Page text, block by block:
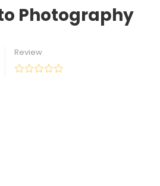
Photography
Review